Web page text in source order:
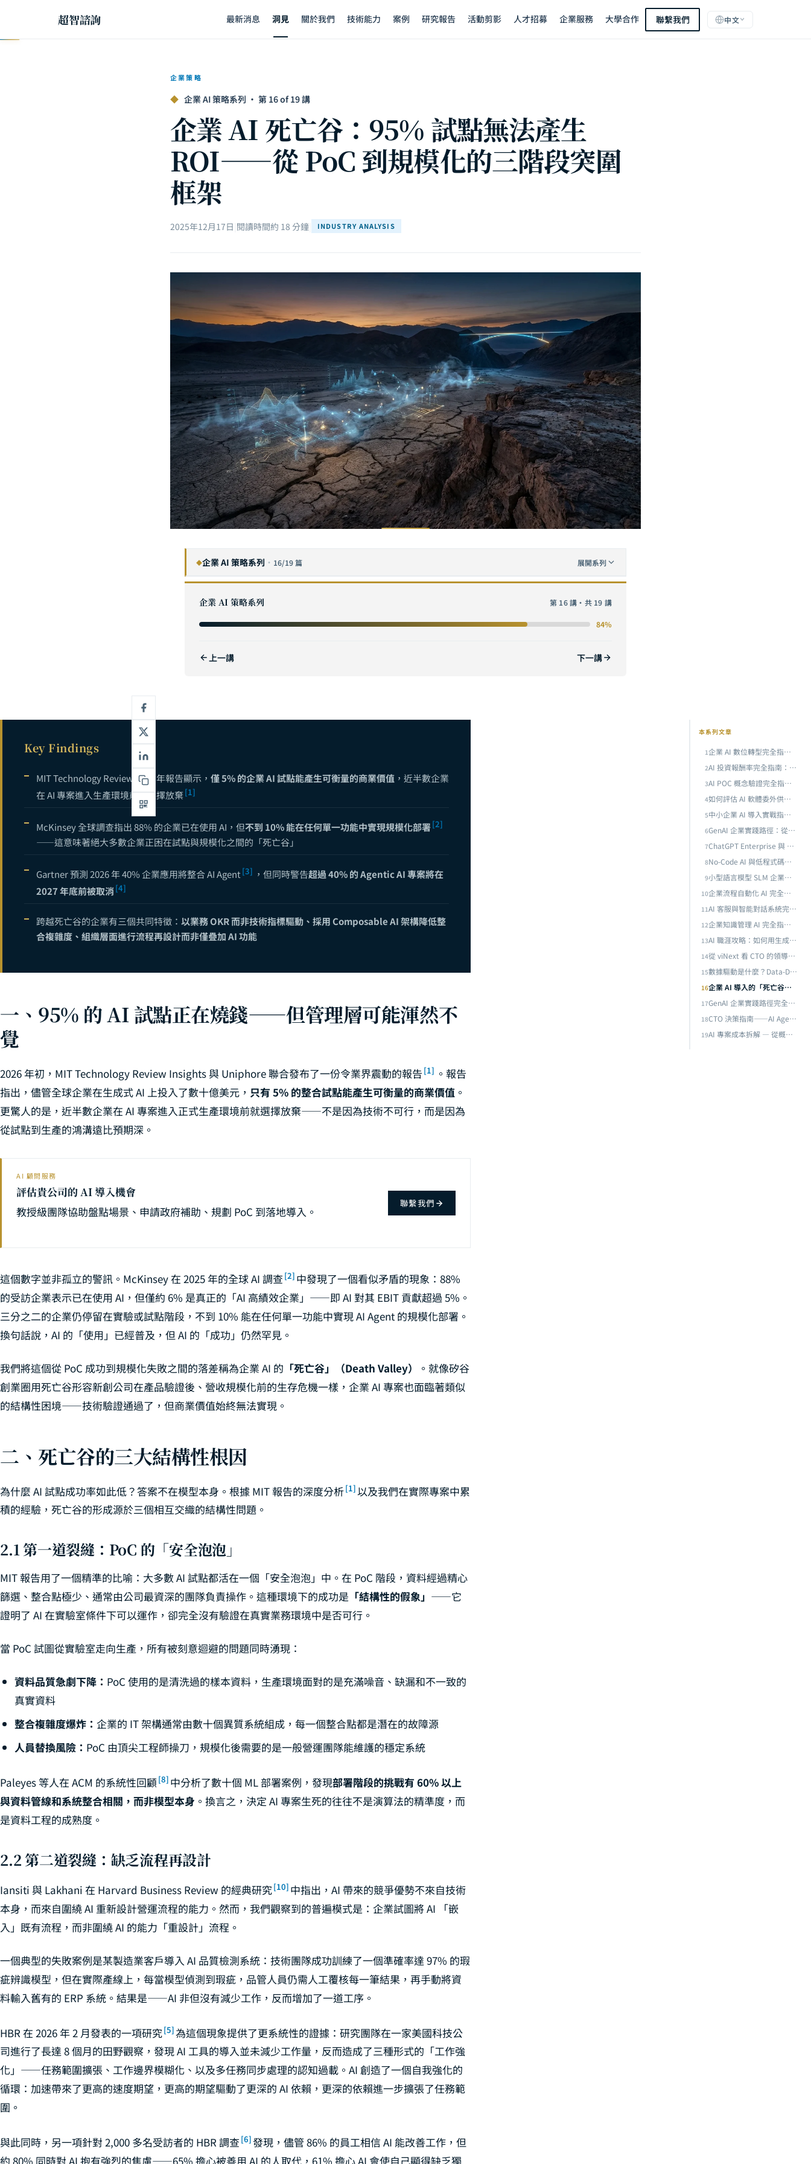
超智諮詢 最新消息 洞見 關於我們 技術能力 案例 研究報告 活動剪影 人才招募 企業服務 大學合作 聯繫我們 中文
企業策略
◆ 企業 AI 策略系列 · 第 16 of 19 講
企業 AI 死亡谷：95% 試點無法產生
ROI——從 PoC 到規模化的三階段突圍
框架
2025年12月17日 閱讀時間約 18 分鐘 INDUSTRY ANALYSIS
◆企業 AI 策略系列 · 16/19 篇 展開系列
4 如何評估 AI 軟體委外供應商？企業技術長的完整選型清單
9 小型語言模型 SLM 企業部署完全指南：Phi-4、Gemma 3 到邊緣推論的實戰策略
11 AI 客服與智能對話系統完全指南：從規則引擎到 LLM 驅動，打造 24/7 全通路智慧客服
12 企業知識管理 AI 完全指南：從文件搜尋到智能知識庫，用 RAG 與 LLM 解鎖組織隱性知識
13 AI 職涯攻略：如何用生成式 AI 打造不可替代的專業優勢——先行者紅利與雙向槓桿策略
16 企業 AI 導入的「死亡谷」——為什麼 95% 的 AI 試點無法產生 ROI，以及成功者做對了什麼
19 AI 專案成本拆解 — 從概念驗證到正式上線需要多少預算？
企業 AI 策略系列 第 16 講・共 19 講
84%
上一講 下一講
Key Findings
MIT Technology Review 2026 年報告顯示， 僅 5% 的企業 AI 試點能產生可衡量的商業價值 ，近半數企業
在 AI 專案進入生產環境前便選擇放棄 [1]
McKinsey 全球調查指出 88% 的企業已在使用 AI，但不到 10% 能在任何單一功能中實現規模化部署[2]
——這意味著絕大多數企業正困在試點與規模化之間的「死亡谷」
Gartner 預測 2026 年 40% 企業應用將整合 AI Agent[3] ，但同時警告超過 40% 的 Agentic AI 專案將在
2027 年底前被取消[4]
跨越死亡谷的企業有三個共同特徵： 以業務 OKR 而非技術指標驅動、採用 Composable AI 架構降低整
合複雜度、組織層面進行流程再設計而非僅疊加 AI 功能
一、95% 的 AI 試點正在燒錢——但管理層可能渾然不
覺
2026 年初，MIT Technology Review Insights 與 Uniphore 聯合發布了一份令業界震動的報告 [1] 。報告
指出，儘管全球企業在生成式 AI 上投入了數十億美元， 只有 5% 的整合試點能產生可衡量的商業價值 。
更驚人的是，近半數企業在 AI 專案進入正式生產環境前就選擇放棄——不是因為技術不可行，而是因為
從試點到生產的鴻溝遠比預期深。
AI 顧問服務
評估貴公司的 AI 導入機會
教授級團隊協助盤點場景、申請政府補助、規劃 PoC 到落地導入。
聯繫我們
這個數字並非孤立的警訊。McKinsey 在 2025 年的全球 AI 調查 [2] 中發現了一個看似矛盾的現象：88%
的受訪企業表示已在使用 AI，但僅約 6% 是真正的「AI 高績效企業」——即 AI 對其 EBIT 貢獻超過 5%。
三分之二的企業仍停留在實驗或試點階段，不到 10% 能在任何單一功能中實現 AI Agent 的規模化部署。
換句話說，AI 的「使用」已經普及，但 AI 的「成功」仍然罕見。
我們將這個從 PoC 成功到規模化失敗之間的落差稱為企業 AI 的 「死亡谷」（Death Valley）
。就像矽谷
創業圈用死亡谷形容新創公司在產品驗證後、營收規模化前的生存危機一樣，企業 AI 專案也面臨著類似
的結構性困境——技術驗證通過了，但商業價值始終無法實現。
二、死亡谷的三大結構性根因
為什麼 AI 試點成功率如此低？答案不在模型本身。根據 MIT 報告的深度分析[1]以及我們在實際專案中累
積的經驗，死亡谷的形成源於三個相互交織的結構性問題。
2.1 第一道裂縫：PoC 的「安全泡泡」
MIT 報告用了一個精準的比喻：大多數 AI 試點都活在一個「安全泡泡」中。在 PoC 階段，資料經過精心
篩選、整合點極少、通常由公司最資深的團隊負責操作。這種環境下的成功是 「結構性的假象」 ——它
證明了 AI 在實驗室條件下可以運作，卻完全沒有驗證在真實業務環境中是否可行。
當 PoC 試圖從實驗室走向生產，所有被刻意迴避的問題同時湧現：
資料品質急劇下降： PoC 使用的是清洗過的樣本資料，生產環境面對的是充滿噪音、缺漏和不一致的
真實資料
整合複雜度爆炸： 企業的 IT 架構通常由數十個異質系統組成，每一個整合點都是潛在的故障源
人員替換風險： PoC 由頂尖工程師操刀，規模化後需要的是一般營運團隊能維護的穩定系統
Paleyes 等人在 ACM 的系統性回顧 [8] 中分析了數十個 ML 部署案例，發現部署階段的挑戰有 60% 以上
與資料管線和系統整合相關，而非模型本身 。換言之，決定 AI 專案生死的往往不是演算法的精準度，而
是資料工程的成熟度。
2.2 第二道裂縫：缺乏流程再設計
Iansiti 與 Lakhani 在 Harvard Business Review 的經典研究[10] 中指出，AI 帶來的競爭優勢不來自技術
本身，而來自圍繞 AI 重新設計營運流程的能力。然而，我們觀察到的普遍模式是：企業試圖將 AI 「嵌
入」既有流程，而非圍繞 AI 的能力「重設計」流程。
一個典型的失敗案例是某製造業客戶導入 AI 品質檢測系統：技術團隊成功訓練了一個準確率達 97% 的瑕
疵辨識模型，但在實際產線上，每當模型偵測到瑕疵，品管人員仍需人工覆核每一筆結果，再手動將資
料輸入舊有的 ERP 系統。結果是——AI 非但沒有減少工作，反而增加了一道工序。
HBR 在 2026 年 2 月發表的一項研究[5]為這個現象提供了更系統性的證據：研究團隊在一家美國科技公
司進行了長達 8 個月的田野觀察，發現 AI 工具的導入並未減少工作量，反而造成了三種形式的「工作強
化」——任務範圍擴張、工作邊界模糊化、以及多任務同步處理的認知過載。AI 創造了一個自我強化的
循環：加速帶來了更高的速度期望，更高的期望驅動了更深的 AI 依賴，更深的依賴進一步擴張了任務範
圍。
與此同時，另一項針對 2,000 多名受訪者的 HBR 調查 [6]發現，儘管 86% 的員工相信 AI 能改善工作，但
約 80% 同時對 AI 抱有強烈的焦慮——65% 擔心被善用 AI 的人取代，61% 擔心 AI 會使自己顯得缺乏獨
本系列文章
1 企業 AI 數位轉型完全指南：從策略規劃到落地執行的六步框架
2 AI 投資報酬率完全指南：從成本模型到價值量化，企業 AI 專案的 ROI 計算與商業論證方法
3 AI POC 概念驗證完全指南：從假設驗證到規模化的實戰方法論
4 如何評估 AI 軟體委外供應商？企業技術長的完整選型清單
5 中小企業 AI 導入實戰指南：從零預算到百萬級部署，10 人團隊也能落地的 AI 策略
6 GenAI 企業實踐路徑：從概念驗證到規模化部署的五個關鍵階段
7 ChatGPT Enterprise 與 AI 助理企業導入完全指南：從工具選型到規模化部署的實戰框架
8 No-Code AI 與低程式碼平台完全指南：不寫程式也能落地的企業 AI 開發路徑
9 小型語言模型 SLM 企業部署完全指南：Phi-4、Gemma 3 到邊緣推論的實戰策略
10 企業流程自動化 AI 完全指南：從 RPA 到智能流程自動化（IPA），用 AI 重塑企業營運效率
11 AI 客服與智能對話系統完全指南：從規則引擎到 LLM 驅動，打造 24/7 全通路智慧客服
12 企業知識管理 AI 完全指南：從文件搜尋到智能知識庫，用 RAG 與 LLM 解鎖組織隱性知識
13 AI 職涯攻略：如何用生成式 AI 打造不可替代的專業優勢——先行者紅利與雙向槓桿策略
14 從 viNext 看 CTO 的領導新範式：當一個人、1,100 美元、一週取代整個工程團隊
15 數據驅動是什麼？Data-Driven 決策完全指南：從概念到企業實踐的 DIKW 框架
16 企業 AI 導入的「死亡谷」——為什麼 95% 的 AI 試點無法產生 ROI，以及成功者做對了什麼
17 GenAI 企業實踐路徑完全解析：從識別場景到規模化部署的六階段框架
18 CTO 決策指南——AI Agent 時代的企業技術架構選型：自建、SaaS 還是混合部署？
19 AI 專案成本拆解 — 從概念驗證到正式上線需要多少預算？